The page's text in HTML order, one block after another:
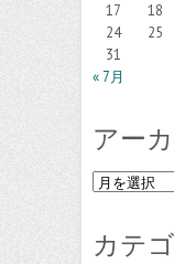
17
18
24
25
31
« 7月
アー
ア
イ
カテ